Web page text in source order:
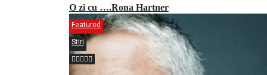
O zi cu ….Rona Hartner
Featured
Stiri